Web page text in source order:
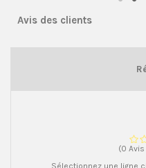
Avis des clients
(0